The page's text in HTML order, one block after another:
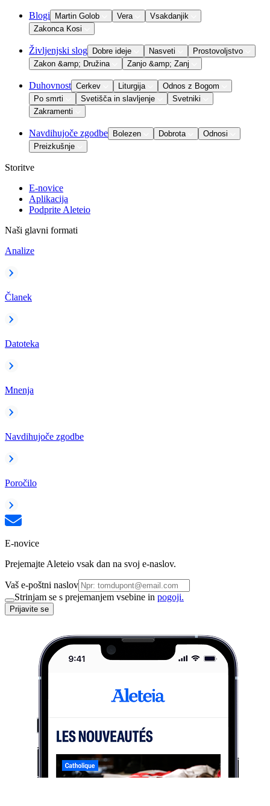
Blogi Martin Golob Vera
Vsakdanjik
Zakonca Kosi
Življenjski slog Dobre ideje Nasveti
Prostovoljstvo
Zakon &amp; Družina
Zanjo &amp; Zanj
Duhovnost Cerkev Liturgija
Odnos z Bogom
Po smrti
Svetišča in slavljenje
Svetniki
Zakramenti
Navdihujoče zgodbe Bolezen Dobrota
Odnosi
Preizkušnje
Storitve
E-novice
Aplikacija
Podprite Aleteio
Naši glavni formati
Analize
Članek
Datoteka
Mnenja
Navdihujoče zgodbe
Poročilo
E-novice
Prejemajte Aleteio vsak dan na svoj e-naslov.
Vaš e-poštni naslov
Strinjam se s prejemanjem vsebine in pogoji.
Prijavite se